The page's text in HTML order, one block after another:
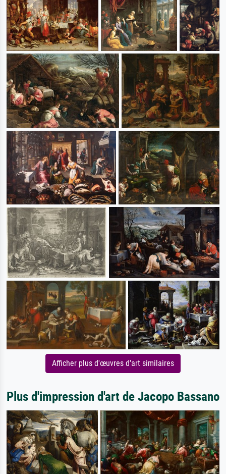
Afficher plus d'œuvres d'art similaires
Plus d'impression d'art de Jacopo Bassano